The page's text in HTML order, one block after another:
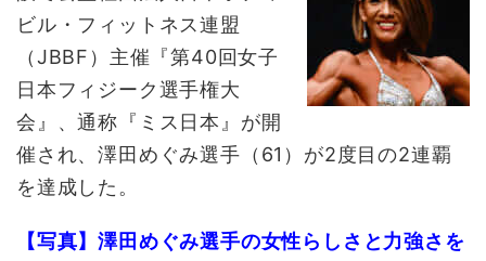
ビル・フィットネス連盟
（JBBF）主催『第40回女子
日本フィジーク選手権大
会』、通称『ミス日本』が開
催され、澤田めぐみ選手（61）が2度目の2連覇
を達成した。
【写真】澤田めぐみ選手の女性らしさと力強さを